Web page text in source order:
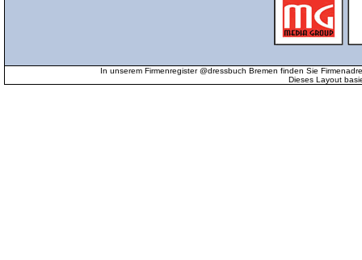
In unserem Firmenregister @dressbuch Bremen finden Sie
Dieses Layout